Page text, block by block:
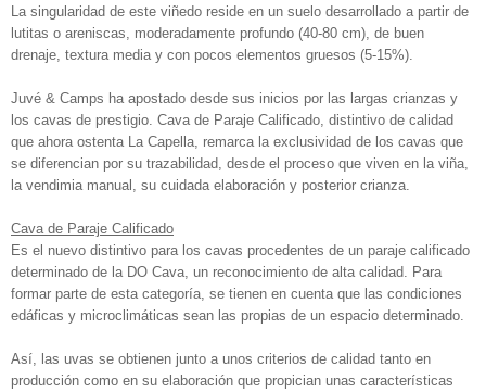
La singularidad de este viñedo reside en un suelo desarrollado a partir de
lutitas o areniscas, moderadamente profundo (40-80 cm), de buen
drenaje, textura media y con pocos elementos gruesos (5-15%).
Juvé & Camps ha apostado desde sus inicios por las largas crianzas y
los cavas de prestigio. Cava de Paraje Calificado, distintivo de calidad
que ahora ostenta La Capella, remarca la exclusividad de los cavas que
se diferencian por su trazabilidad, desde el proceso que viven en la viña,
la vendimia manual, su cuidada elaboración y posterior crianza.
Cava de Paraje Calificado
Es el nuevo distintivo para los cavas procedentes de un paraje calificado
determinado de la DO Cava, un reconocimiento de alta calidad. Para
formar parte de esta categoría, se tienen en cuenta que las condiciones
edáficas y microclimáticas sean las propias de un espacio determinado.
Así, las uvas se obtienen junto a unos criterios de calidad tanto en
producción como en su elaboración que propician unas características